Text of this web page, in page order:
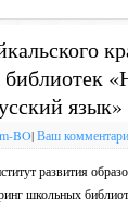
язык»
BO|Ваш
развития
школьных